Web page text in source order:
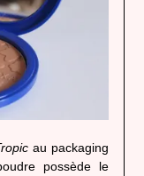
au packaging
possède le